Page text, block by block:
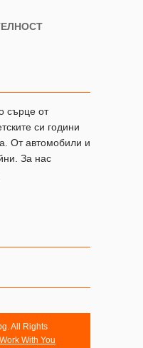
сърце от
си години
От автомобили и
За нас
All Rights
With You